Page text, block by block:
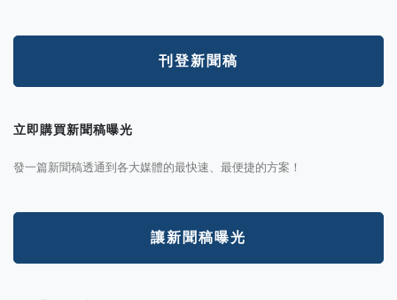
刊登新聞稿
立即購買新聞稿曝光
發一篇新聞稿透通到各大媒體的最快速、最便捷的方案！
讓新聞稿曝光